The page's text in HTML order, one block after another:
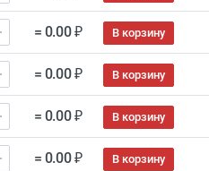
= 0.00 ₽ В корзину
= 0.00 ₽ В корзину
= 0.00 ₽ В корзину
= 0.00 ₽ В корзину